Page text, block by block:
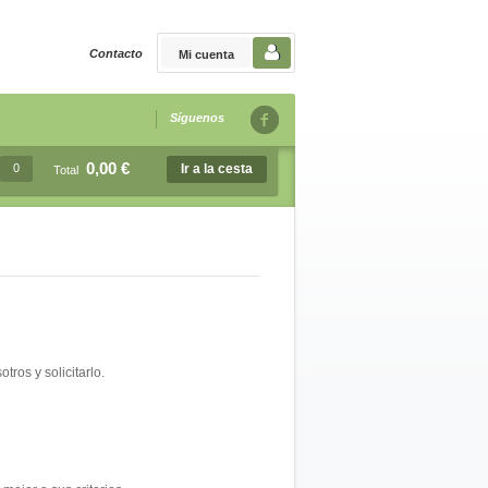
Mi cuenta
Contacto
Síguenos
0 Total 0,00 € Ir a la cesta
y solicitarlo.